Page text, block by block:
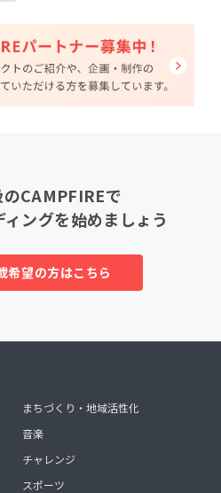
CAMPFIREで
ングを始めましょう
希望の方はこちら
まちづくり・地域活性化
音楽
チャレンジ
スポーツ